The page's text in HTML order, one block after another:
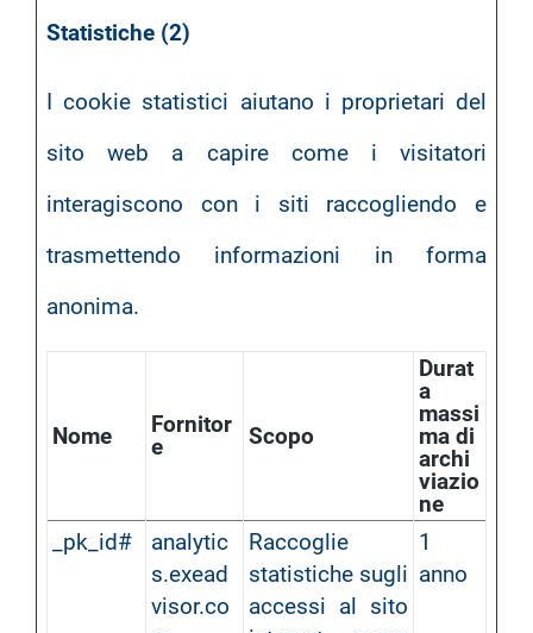
Statistiche (2)
I cookie statistici aiutano i proprietari del
sito web a capire come i visitatori
interagiscono con i siti raccogliendo e
trasmettendo informazioni in forma
anonima.
Nome
Fornitor
e
Scopo
Durat
a
massi
ma di
archi
viazio
ne
_pk_id#
analytic
s.exead
visor.co
Raccoglie
statistiche sugli
accessi al sito
1
anno